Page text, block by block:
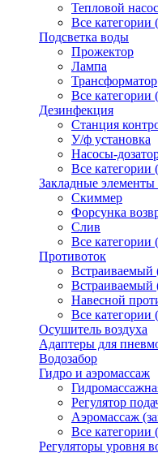
Тепловой насос
Все категории
Подсветка воды
Прожектор
Лампа
Трансформатор
Все категории
Дезинфекция
Станция
У/ф установка
Насосы-
Все категории
Закладные элементы
Скиммер
Форсунка
Слив
Все категории
Противоток
Встраиваемый
Встраиваемый
Навесной
Все категории
Осушитель воздуха
Адаптеры для
Водозабор
Гидро и аэромассаж
Регулятор
Аэромассаж
Все категории
Регуляторы уровня